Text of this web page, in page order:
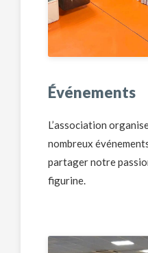
Événements
L’association
nombreux
partager notre
figurine.